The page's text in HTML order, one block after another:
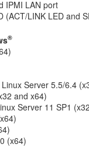
IPMI LAN port
(ACT/LINK LED and
®
Server 5.5/6.4
and x64)
Server 11 SP1
(x64)